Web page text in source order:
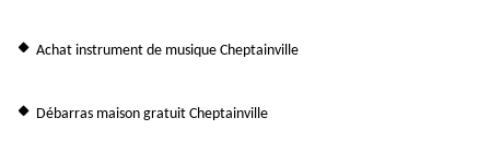
Achat instrument de musique Cheptainville
Débarras maison gratuit Cheptainville